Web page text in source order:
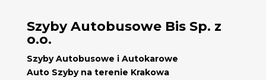
Szyby Autobusowe Bis Sp. z
o.o.
Szyby Autobusowe i Autokarowe
Auto Szyby na terenie Krakowa